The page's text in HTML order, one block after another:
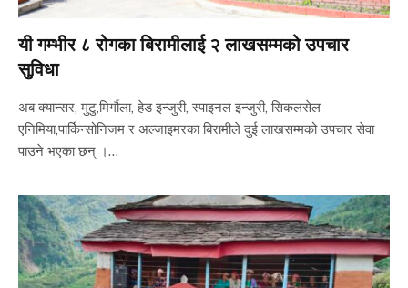
यी गम्भीर ८ रोगका बिरामीलाई २ लाखसम्मको उपचार
सुविधा
अब क्यान्सर, मुटु,मिर्गौला, हेड इन्जुरी, स्पाइनल इन्जुरी, सिकलसेल
एनिमिया,पार्किन्सोनिजम र अल्जाइमरका बिरामीले दुई लाखसम्मको उपचार सेवा
पाउने भएका छन् ।…